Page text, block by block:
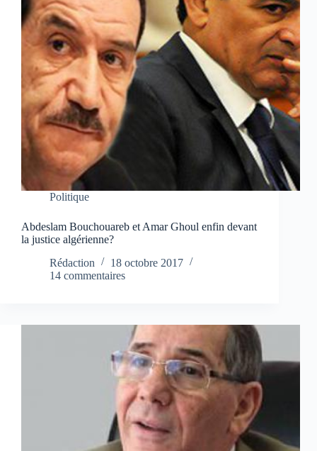
Politique
Abdeslam Bouchouareb et Amar Ghoul enfin devant
la justice algérienne?
Rédaction
18 octobre 2017
14 commentaires